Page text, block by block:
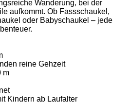
Wanderung, bei der
aufkommt. Ob Fassschaukel,
oder Babyschaukel – jede
reine Gehzeit
m
Kindern ab Laufalter